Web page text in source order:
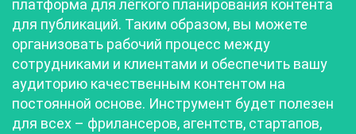
платформа для лёгкого планирования контента
для публикаций. Таким образом, вы можете
организовать рабочий процесс между
сотрудниками и клиентами и обеспечить вашу
аудиторию качественным контентом на
постоянной основе. Инструмент будет полезен
для всех – фрилансеров, агентств, стартапов,